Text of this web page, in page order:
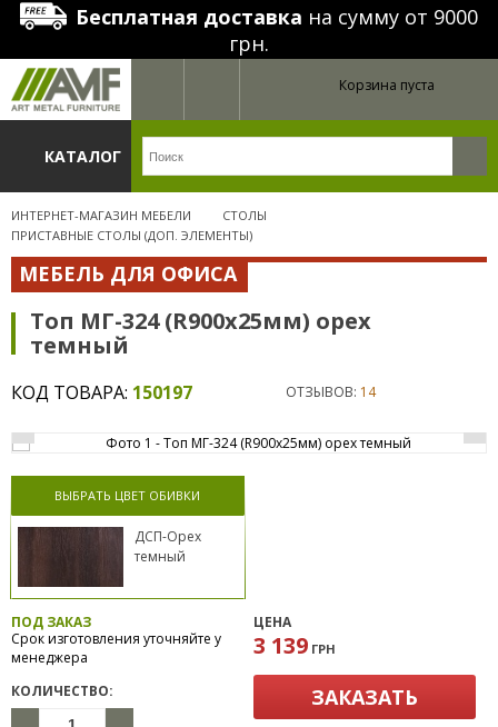
Бесплатная доставка на сумму от 9000
грн.
Корзина пуста
КАТАЛОГ
ИНТЕРНЕТ-МАГАЗИН МЕБЕЛИ
СТОЛЫ
ПРИСТАВНЫЕ СТОЛЫ (ДОП. ЭЛЕМЕНТЫ)
МЕБЕЛЬ ДЛЯ ОФИСА
Топ МГ-324 (R900х25мм) орех
темный
КОД ТОВАРА: 150197 ОТЗЫВОВ: 14
ВЫБРАТЬ ЦВЕТ ОБИВКИ
ДСП-Орех
темный
ПОД ЗАКАЗ
Срок изготовления уточняйте у
менеджера
КОЛИЧЕСТВО:
ЦЕНА
3 139 ГРН
ЗАКАЗАТЬ